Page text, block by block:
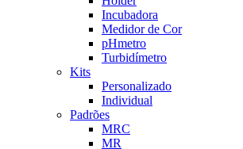
Incubadora
Medidor de Cor
pHmetro
Turbidímetro
Kits
Personalizado
Individual
Padrões
MRC
MR